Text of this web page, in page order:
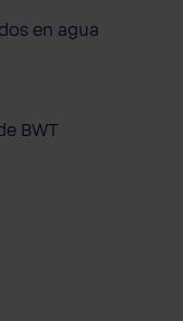
en agua
BWT